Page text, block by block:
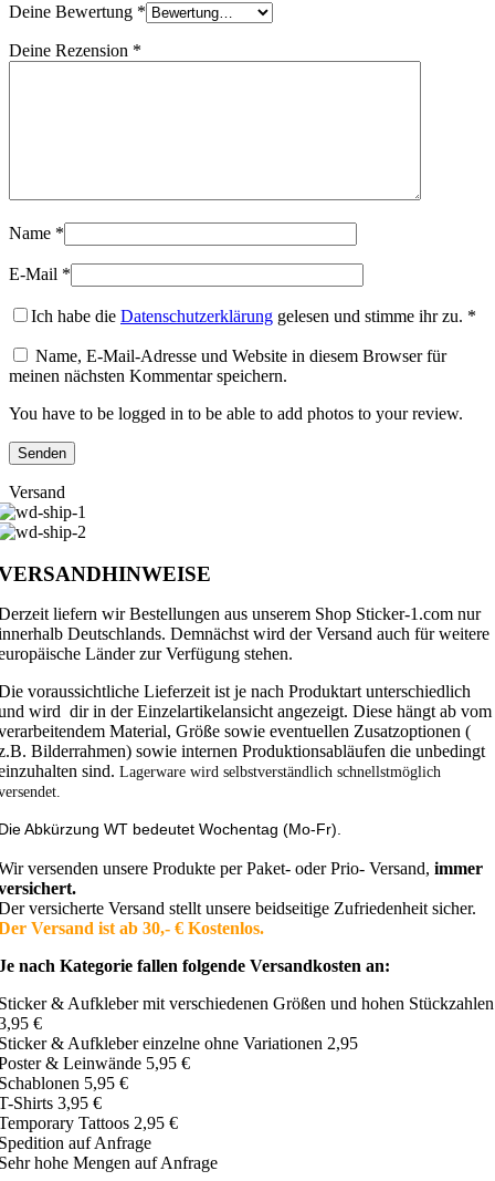
Deine Bewertung *
Deine Rezension *
Name *
E-Mail *
Ich habe die Datenschutzerklärung gelesen und stimme ihr zu. *
Name, E-Mail-Adresse und Website in diesem Browser für
meinen nächsten Kommentar speichern.
You have to be logged in to be able to add photos to your review.
Versand
liefern wir Bestellungen aus unserem Shop Sticker-1.com nur
Deutschlands. Demnächst wird der Versand auch für weitere
Länder zur Verfügung stehen.
voraussichtliche Lieferzeit ist je nach Produktart unterschiedlich
wird dir in der Einzelartikelansicht angezeigt. Diese hängt ab vom
Material, Größe sowie eventuellen Zusatzoptionen (
Bilderrahmen) sowie internen Produktionsabläufen die unbedingt
sind. Lagerware wird selbstverständlich schnellstmöglich
Abkürzung WT bedeutet Wochentag (Mo-Fr).
versenden unsere Produkte per Paket- oder Prio- Versand, immer
versicherte Versand stellt unsere beidseitige Zufriedenheit sicher.
Versand ist ab 30,- € Kostenlos.
nach Kategorie fallen folgende Versandkosten an:
& Aufkleber mit verschiedenen Größen und hohen Stückzahlen
€
& Aufkleber einzelne ohne Variationen 2,95
& Leinwände 5,95 €
5,95 €
Shirts 3,95 €
Tattoos 2,95 €
auf Anfrage
hohe Mengen auf Anfrage